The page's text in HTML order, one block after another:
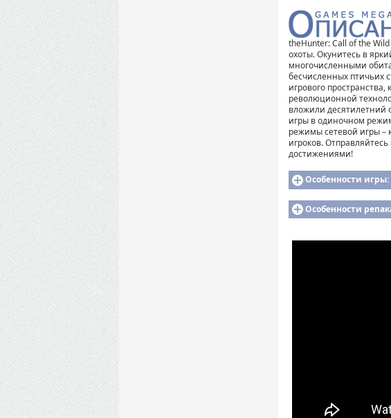
theHunter: Call of the
охоты. Окунитесь в
многочисленными
бесчисленных птичьих
игрового
революционной
вложили десятилетний
игры в одиночном
режимы сетевой игры –
игроков.
достижениями!
Особенности игры:
Особенности